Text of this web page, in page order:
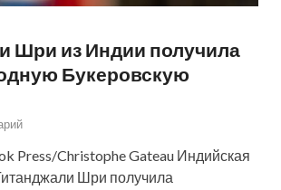
Шри из Индии получила
Букеровскую
Press/Christophe Gateau Индийская
Шри получила